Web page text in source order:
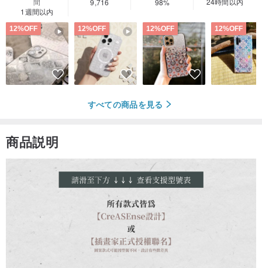
1週間以内
9,716
98%
12%OFF 12%OFF 12%OFF 12%OFF
すべての商品を見る
商品説明